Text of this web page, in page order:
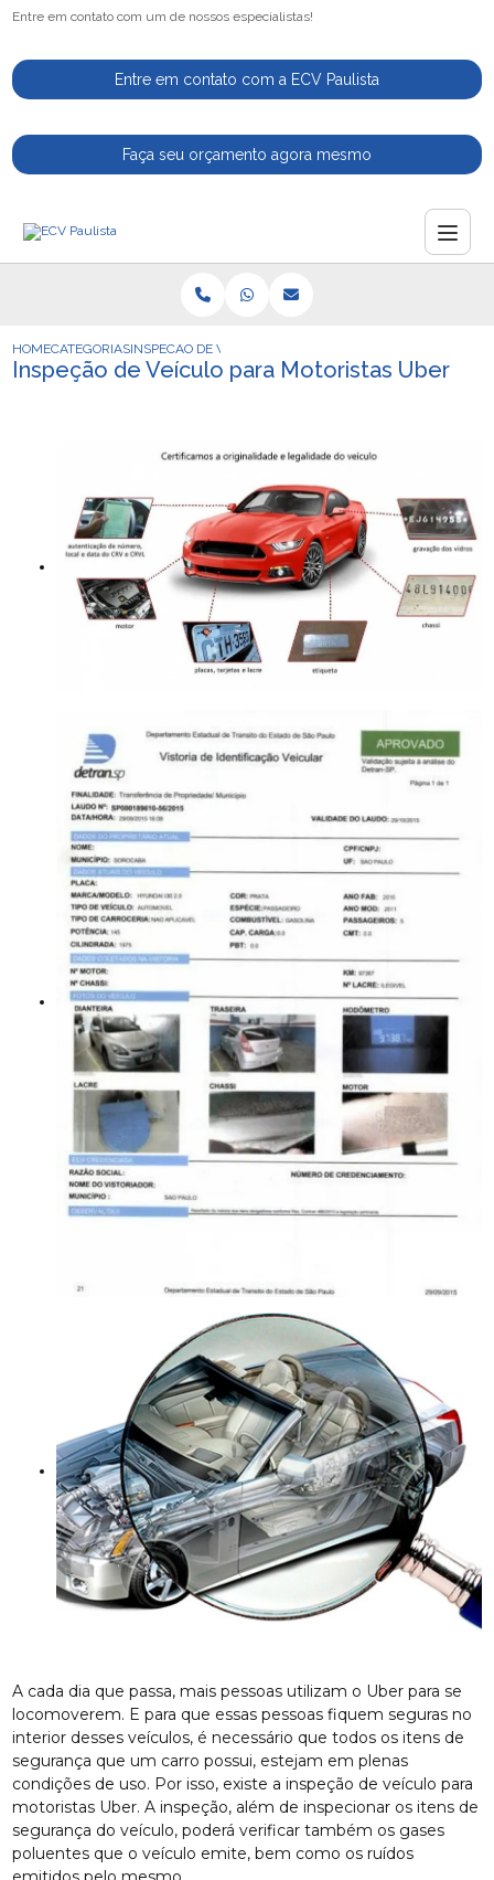
Entre em contato com um de nossos especialistas!
Entre em contato com a ECV Paulista
Faça seu orçamento agora mesmo
HOMECATEGORIASINSPECAO DE VEICULO PARA MOTORISTAS UBER
Inspeção de Veículo para Motoristas Uber
A cada dia que passa, mais pessoas utilizam o Uber para se
locomoverem. E para que essas pessoas fiquem seguras no
interior desses veículos, é necessário que todos os itens de
segurança que um carro possui, estejam em plenas
condições de uso. Por isso, existe a inspeção de veículo para
motoristas Uber. A inspeção, além de inspecionar os itens de
segurança do veículo, poderá verificar também os gases
poluentes que o veículo emite, bem como os ruídos